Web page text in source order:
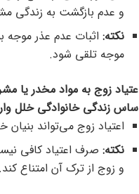
و عدم بازگشت به زندگی
نکته: اثبات عدم عذر موجه
موجه تلقی شود.
زوج به مواد مخدر یا
زندگی خانوادگی خلل
اعتیاد زوج می‌تواند
نکته: صرف اعتیاد کافی
و زوج از ترک آن امتناع کند.